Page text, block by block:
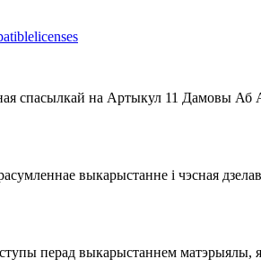
спасылкай на Артыкул 11 Дамовы
выкарыстанне і чэсная
перад выкарыстаннем матэрыялы,